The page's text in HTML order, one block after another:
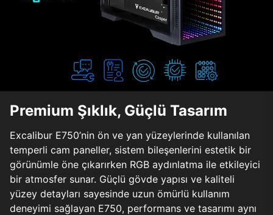
Premium Şıklık, Güçlü Tasarım
Excalibur E750’nin ön ve yan yüzeylerinde kullanılan
temperli cam paneller, sistem bileşenlerini estetik bir
görünümle öne çıkarırken RGB aydınlatma ile etkileyici
bir atmosfer sunar. Güçlü gövde yapısı ve kaliteli
yüzey detayları sayesinde uzun ömürlü kullanım
deneyimi sağlayan E750, performans ve tasarımı aynı